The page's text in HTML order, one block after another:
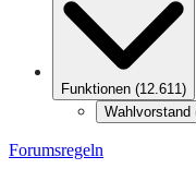
Funktionen (12.611)
Wahlvorstand
Forumsregeln